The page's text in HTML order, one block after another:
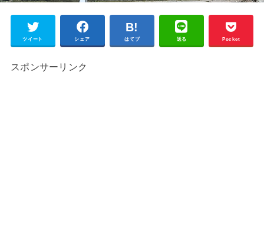
ツイート シェア はてブ 送る Pocket
スポンサーリンク